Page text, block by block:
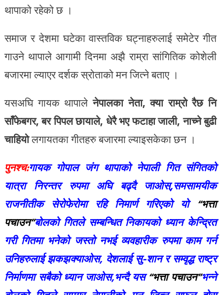
थापाको रहेको छ ।
समाज र देशमा घटेका वास्तविक घट्नाहरुलाई समेटेर गीत
गाउने थापाले आगामी दिनमा अझै राम्रा सांगितिक कोशेली
बजारमा ल्याएर दर्शक स्रोताको मन जित्ने बताए ।
यसअघि गायक थापाले नेपालका नेता, क्या राम्रो रैछ नि
साँफेबगर, बर पिपल छायाले, धेरै भए फटाहा जाली, नाच्ने बुढी
चाहियोलगायतका गीतहरु बजारमा ल्याइसकेका छन ।
पुनश्च:गायक गोपाल जंग थापाको नेपाली गित संगितको
यात्रा निरन्तर रुपमा अघि बढ्दै जाओस्,समसामयीक
राजनीतीक सेरोफेरोमा रहि निमार्ण गरिएको यो “भत्ता
पचाउन”बोलको गितले सम्बन्धित निकायको ध्यान केन्द्रित
गरी गितमा भनेको जस्तो नभई व्यवहारीक रुपमा काम गर्न
उनिहरुलाई झकझक्याओस, देशलाई सु-शान र सम्वृद्ध राष्ट्र
निर्माणमा सबैको ध्यान जाओस,भन्दै यस“भत्ता पचाउन”भन्ने